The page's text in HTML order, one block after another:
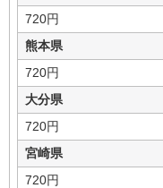
720円
熊本県
720円
大分県
720円
宮崎県
720円